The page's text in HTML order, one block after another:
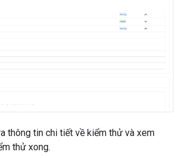
thông tin chi tiết về kiểm thử và xem
thử xong.